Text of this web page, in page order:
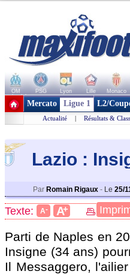
OM PSG Lyon Lille Monaco
+ de clubs
Mercato Ligue 1 L2/
Actualité | Résultats &
Lazio :
Par Romain Rigaux - Le 25/
Texte: A- A+
Parti de Naples en
Insigne (34 ans)
Il Messaggero,